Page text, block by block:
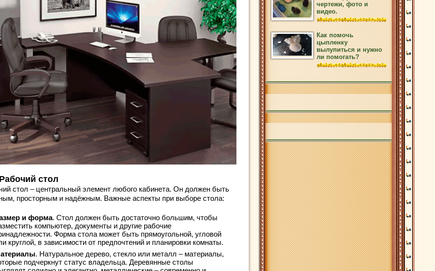
стол
стол – центральный элемент любого кабинета. Он должен быть
просторным и надёжным. Важные аспекты при выборе стола:
и форма. Стол должен быть достаточно большим, чтобы
компьютер, документы и другие рабочие
Форма стола может быть прямоугольной, угловой
круглой, в зависимости от предпочтений и планировки комнаты.
. Натуральное дерево, стекло или металл – материалы,
подчеркнут статус владельца. Деревянные столы
чертежи, фото и
видео.
Как помочь
цыпленку
вылупиться и нужно
ли помогать?